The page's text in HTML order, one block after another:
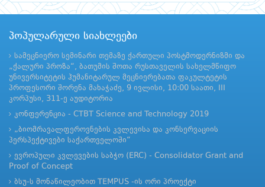
პოპულარული სიახლეები
სამეცნიერო სემინარი თემაზე ქართული პოსტმოდერნიზმი და
„ქალური პროზა“, ბათუმის შოთა რუსთაველის სახელმწიფო
უნივერსიტეტის ჰუმანიტარულ მეცნიერებათა ფაკულტეტის
პროფესორი შორენა მახაჭაძე, 9 ივლისი, 10:00 საათი, III
კორპუსი, 311-ე აუდიტორია
კონფერენცია - CTBT Science and Technology 2019
„ბიომრავალფეროვნების კვლევისა და კონსერვაციის
პერსპექტივები საქართველოში“
ევროპული კვლევების საბჭო (ERC) - Consolidator Grant and
Proof of Concept
ბსუ-ს მონაწილეობით TEMPUS -ის ორი პროექტი